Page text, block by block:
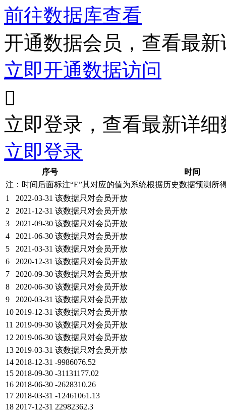
前往数据库查看
开通数据会员，查看最
立即开通数据访问

立即登录，查看最新详细
立即登录
序号
时间
注：时间后面标注“E”其对应的值为系统根据历史数据预测所
1
2022-03-31 该数据只对会员开放
2
2021-12-31 该数据只对会员开放
3
2021-09-30 该数据只对会员开放
4
2021-06-30 该数据只对会员开放
5
2021-03-31 该数据只对会员开放
6
2020-12-31 该数据只对会员开放
7
2020-09-30 该数据只对会员开放
8
2020-06-30 该数据只对会员开放
9
2020-03-31 该数据只对会员开放
10 2019-12-31 该数据只对会员开放
11 2019-09-30 该数据只对会员开放
12 2019-06-30 该数据只对会员开放
13 2019-03-31 该数据只对会员开放
14 2018-12-31 -9986076.52
15 2018-09-30 -31131177.02
16 2018-06-30 -2628310.26
17 2018-03-31 -12461061.13
18 2017-12-31 22982362.3